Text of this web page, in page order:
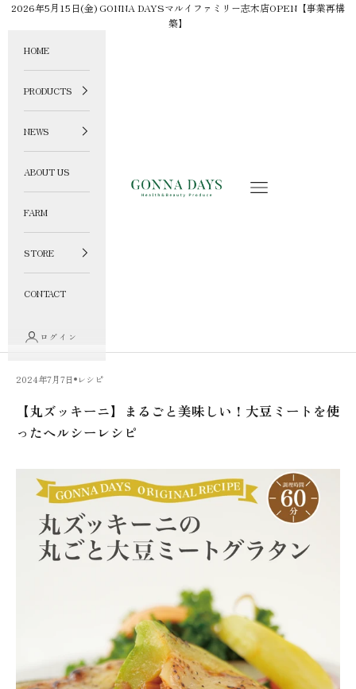
コンテンツへスキップ
2026年5月15日(金) GONNA DAYSマルイファミリー志木店OPEN【事業再構
築】
GONNA DAYS ONLINE STORE メニュー
HOME
PRODUCTS
NEWS
ABOUT US
FARM
STORE
CONTACT
ログイン
2024年7月7日 レシピ
【丸ズッキーニ】まるごと美味しい！大豆ミートを使
ったヘルシーレシピ